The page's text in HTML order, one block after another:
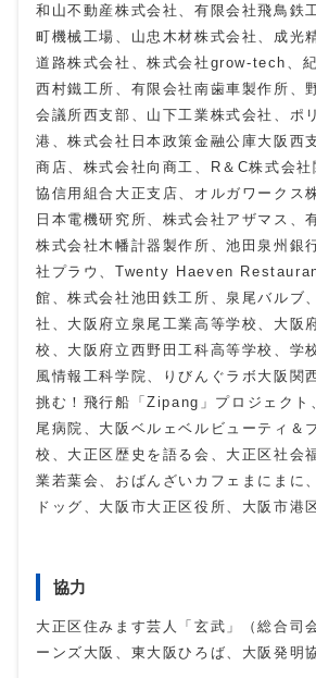
和山不動産株式会社、有限会社飛鳥鉄
町機械工場、山忠木材株式会社、成光
道路株式会社、株式会社grow-tech、紀
西村鐵工所、有限会社南歯車製作所、
会議所西支部、山下工業株式会社、ポ
港、株式会社日本政策金融公庫大阪西
商店、株式会社向商工、R＆C株式会
協信用組合大正支店、オルガワークス
日本電機研究所、株式会社アザマス、
株式会社木幡計器製作所、池田泉州銀
社プラウ、Twenty Haeven
館、株式会社池田鉄工所、泉尾バルブ
社、大阪府立泉尾工業高等学校、大阪
校、大阪府立西野田工科高等学校、学
風情報工科学院、りびんぐラボ大阪関
挑む！飛行船「Zipang」プロジェクト
尾病院、大阪ベルェベルビューティ＆
校、大正区歴史を語る会、大正区社会
業若葉会、おばんざいカフェまにまに
ドッグ、大阪市大正区役所、大阪市
協力
大正区住みます芸人「玄武」（総合司
ーンズ大阪、東大阪ひろば、大阪発